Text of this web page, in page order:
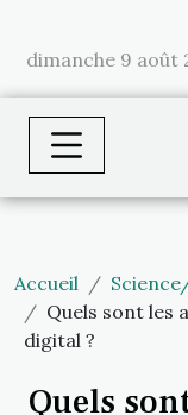
dimanche 9 août
Accueil
Quels sont les
digital ?
Quels